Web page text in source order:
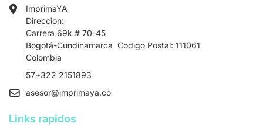
ImprimaYA
Direccion:
Carrera 69k # 70-45
Bogotá-Cundinamarca Codigo Postal: 111061
Colombia
57+322 2151893
asesor@imprimaya.co
Links rapidos